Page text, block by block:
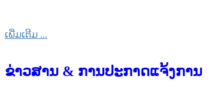
ເພີ່ມເຕີມ ...
ຂ່າວສານ & ການປະກາດແຈ້ງການ